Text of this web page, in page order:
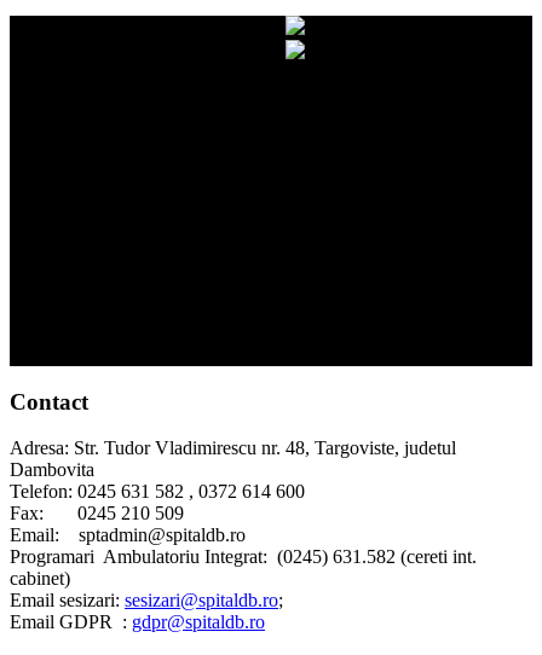
Contact
Adresa: Str. Tudor Vladimirescu nr. 48, Targoviste, judetul
Dambovita
Telefon: 0245 631 582 , 0372 614 600
Fax: 0245 210 509
Email: sptadmin@spitaldb.ro
Programari Ambulatoriu Integrat: (0245) 631.582 (cereti int.
cabinet)
Email sesizari: sesizari@spitaldb.ro;
Email GDPR : gdpr@spitaldb.ro